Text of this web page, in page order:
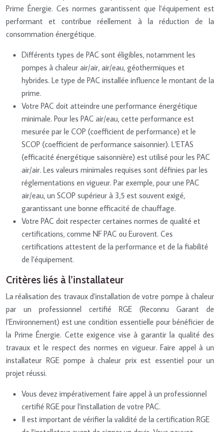
Prime Énergie. Ces normes garantissent que l’équipement est
performant et contribue réellement à la réduction de la
consommation énergétique.
Différents types de PAC sont éligibles, notamment les
pompes à chaleur air/air, air/eau, géothermiques et
hybrides. Le type de PAC installée influence le montant de la
prime.
Votre PAC doit atteindre une performance énergétique
minimale. Pour les PAC air/eau, cette performance est
mesurée par le COP (coefficient de performance) et le
SCOP (coefficient de performance saisonnier). L’ETAS
(efficacité énergétique saisonnière) est utilisé pour les PAC
air/air. Les valeurs minimales requises sont définies par les
réglementations en vigueur. Par exemple, pour une PAC
air/eau, un SCOP supérieur à 3,5 est souvent exigé,
garantissant une bonne efficacité de chauffage.
Votre PAC doit respecter certaines normes de qualité et
certifications, comme NF PAC ou Eurovent. Ces
certifications attestent de la performance et de la fiabilité
de l’équipement.
Critères liés à l’installateur
La réalisation des travaux d’installation de votre pompe à chaleur
par un professionnel certifié RGE (Reconnu Garant de
l’Environnement) est une condition essentielle pour bénéficier de
la Prime Énergie. Cette exigence vise à garantir la qualité des
travaux et le respect des normes en vigueur. Faire appel à un
installateur RGE pompe à chaleur prix est essentiel pour un
projet réussi.
Vous devez impérativement faire appel à un professionnel
certifié RGE pour l’installation de votre PAC.
Il est important de vérifier la validité de la certification RGE